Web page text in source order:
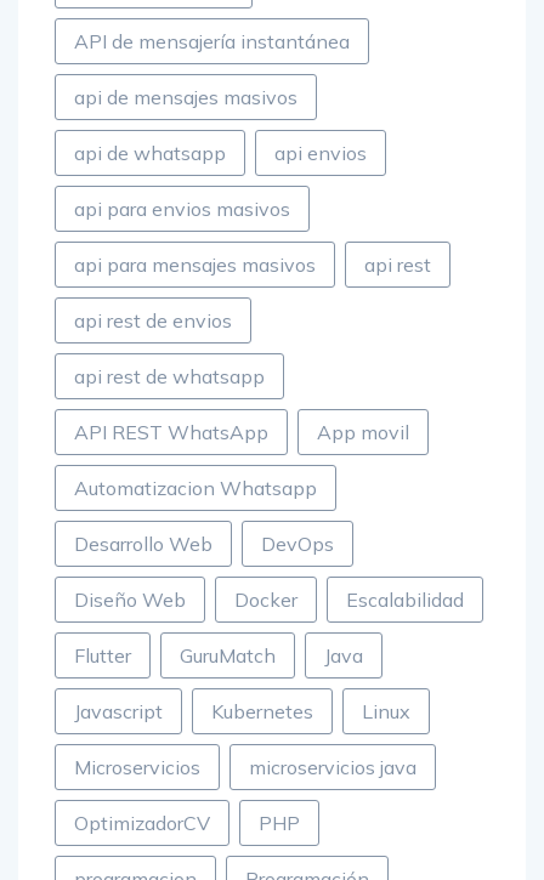
API de mensajería instantánea
api de mensajes masivos
api de whatsapp api envios
api para envios masivos
api para mensajes masivos api rest
api rest de envios
api rest de whatsapp
API REST WhatsApp App movil
Automatizacion Whatsapp
Desarrollo Web DevOps
Diseño Web Docker Escalabilidad
Flutter GuruMatch Java
Javascript Kubernetes Linux
Microservicios microservicios java
OptimizadorCV PHP